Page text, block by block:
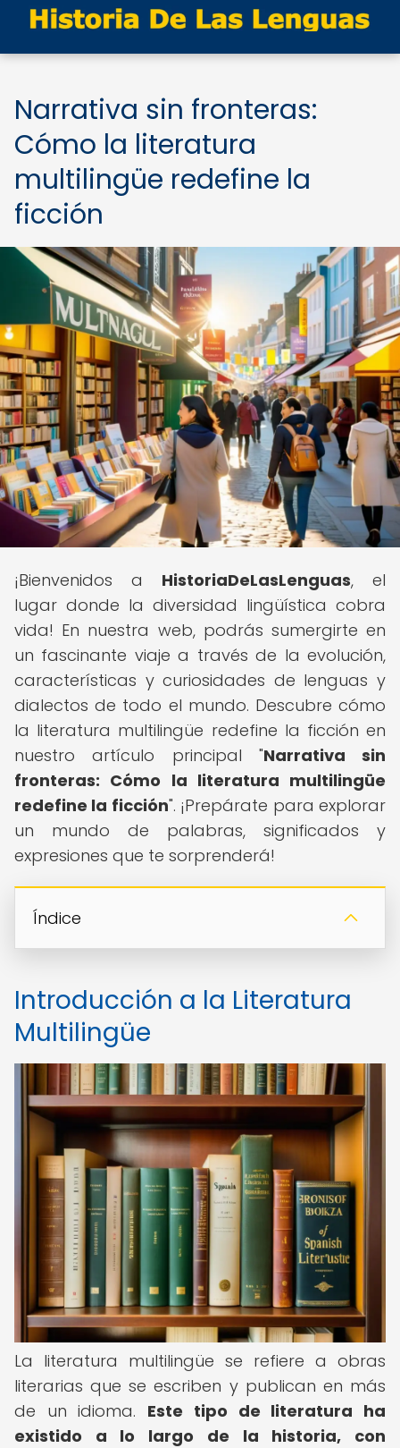
Narrativa sin fronteras:
Cómo la literatura
multilingüe redefine la
ficción
¡Bienvenidos a HistoriaDeLasLenguas, el
lugar donde la diversidad lingüística cobra
vida! En nuestra web, podrás sumergirte en
un fascinante viaje a través de la evolución,
características y curiosidades de lenguas y
dialectos de todo el mundo. Descubre cómo
la literatura multilingüe redefine la ficción en
nuestro artículo principal "Narrativa sin
fronteras: Cómo la literatura multilingüe
redefine la ficción". ¡Prepárate para explorar
un mundo de palabras, significados y
expresiones que te sorprenderá!
Índice
Introducción a la Literatura
Multilingüe
La literatura multilingüe se refiere a obras
literarias que se escriben y publican en más
de un idioma. Este tipo de literatura ha
existido a lo largo de la historia, con